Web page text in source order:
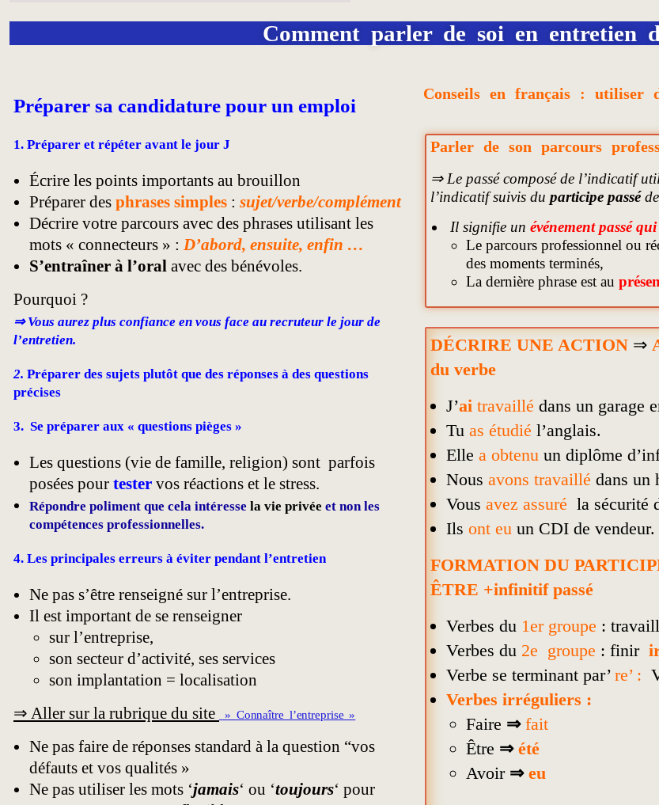
Comment parler de soi en entretien
Préparer sa candidature pour un emploi
1. Préparer et répéter avant le jour J
Écrire les points importants au brouillon
Préparer des phrases simples : sujet/verbe/complément
Décrire votre parcours avec des phrases utilisant les
mots « connecteurs » : D’abord, ensuite, enfin …
S’entraîner à l’oral avec des bénévoles.
Pourquoi ?
⇒ Vous aurez plus confiance en vous face au recruteur le jour de
l’entretien.
2. Préparer des sujets plutôt que des réponses à des questions
précises
3. Se préparer aux « questions pièges »
Les questions (vie de famille, religion) sont parfois
posées pour tester vos réactions et le stress.
Répondre poliment que cela intéresse la vie privée et non les
compétences professionnelles.
4. Les principales erreurs à éviter pendant l’entretien
Ne pas s’être renseigné sur l’entreprise.
Il est important de se renseigner
sur l’entreprise,
son secteur d’activité, ses services
son implantation = localisation
⇒ Aller sur la rubrique du site
» Connaître l’entreprise »
Ne pas faire de réponses standard à la question “vos
défauts et vos qualités »
Ne pas utiliser les mots ‘jamais‘ ou ‘toujours‘ pour
Conseils en français : utiliser
Parler de son parcours
⇒ Le passé composé de l’indicatif
l’indicatif suivis duparticipe passé
Il signifie un événement passé qui
Le parcours professionnel ou
des moments terminés,
La dernière phrase est au
DÉCRIRE UNE ACTION ⇒
du verbe
J’ai travaillé dans un garage
Tu as étudié l’anglais.
Ellea obtenu un diplôme
Nousavons travaillé dans un
Vousavez assuré la sécurité
Ilsont eu un CDI de vendeur.
FORMATION DU
ÊTRE +infinitif passé
Verbes du 1er groupe :
Verbes du 2e groupe : finir
Verbe se terminant par’re’ :
Verbes irréguliers :
Faire ⇒ fait
Être ⇒été
Avoir ⇒eu